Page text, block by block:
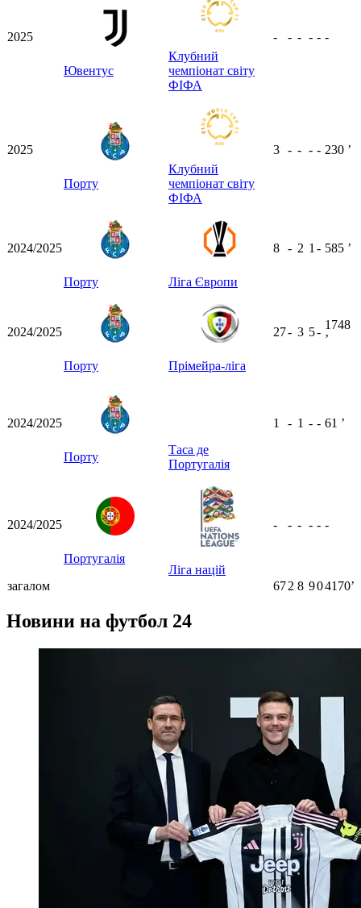
2025
Ювентус
Клубний
чемпіонат світу
ФІФА
- - - - - -
2025
Порту
Клубний
чемпіонат світу
ФІФА
3 - - - - 230 ʼ
2024/2025
Порту Ліга Європи
8 - 2 1 - 585 ʼ
2024/2025
Порту Прімейра-ліга
27- 3 5-
1748
ʼ
2024/2025
Порту
Таса де
Португалія
1 - 1 - - 61 ʼ
2024/2025
Португалія
Ліга націй
- - - - - -
загалом 672 8 904170ʼ
Новини на футбол 24